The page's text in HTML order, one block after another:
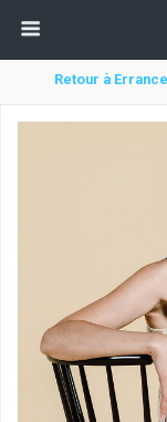
Retour à